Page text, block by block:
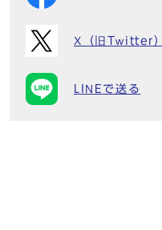
X（旧Twitter
LINEで送る